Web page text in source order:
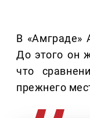
В «Амграде»
До этого он
что
прежнего